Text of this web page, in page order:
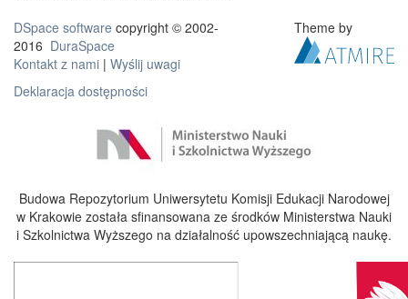
DSpace software copyright © 2002-
2016 DuraSpace
Kontakt z nami | Wyślij uwagi
Deklaracja dostępności
Theme by
Budowa Repozytorium Uniwersytetu Komisji Edukacji Narodowej
w Krakowie została sfinansowana ze środków Ministerstwa Nauki
i Szkolnictwa Wyższego na działalność upowszechniającą naukę.